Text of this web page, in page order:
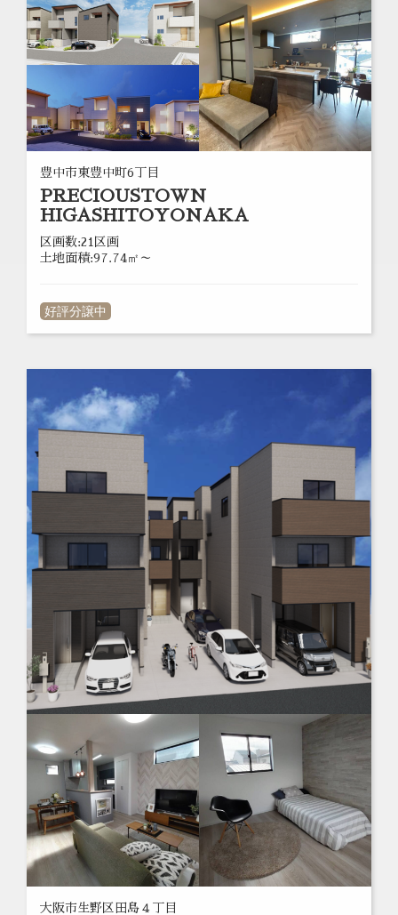
豊中市東豊中町6丁目
PRECIOUSTOWN
HIGASHITOYONAKA
区画数:21区画
土地面積:97.74㎡～
好評分譲中
大阪市生野区田島４丁目